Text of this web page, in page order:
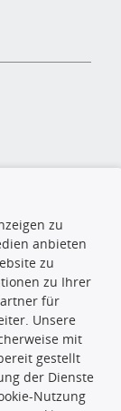
dürfen
ohne
zu
anbieten
zu
zu Ihrer
für
Unsere
mit
gestellt
der Dienste
Nutzung